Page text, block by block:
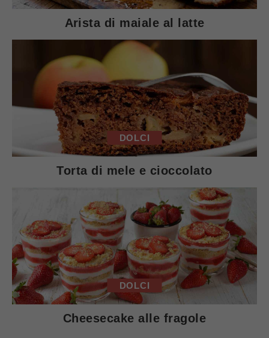
Arista di maiale al latte
DOLCI
Torta di mele e cioccolato
DOLCI
Cheesecake alle fragole